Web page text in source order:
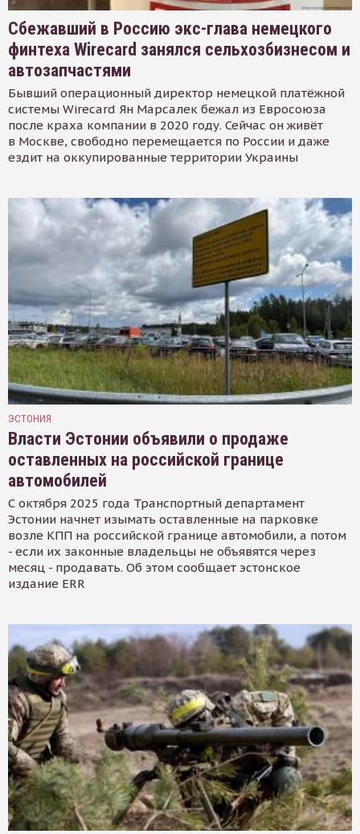
Сбежавший в Россию экс-глава немецкого
финтеха Wirecard занялся сельхозбизнесом и
автозапчастями
Бывший операционный директор немецкой платёжной
системы Wirecard Ян Марсалек бежал из Евросоюза
после краха компании в 2020 году. Сейчас он живёт
в Москве, свободно перемещается по России и даже
ездит на оккупированные территории Украины
ЭСТОНИЯ
Власти Эстонии объявили о продаже
оставленных на российской границе
автомобилей
С октября 2025 года Транспортный департамент
Эстонии начнет изымать оставленные на парковке
возле КПП на российской границе автомобили, а потом
- если их законные владельцы не объявятся через
месяц - продавать. Об этом сообщает эстонское
издание ERR